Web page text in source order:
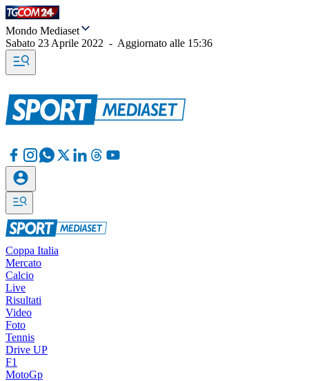
Mondo Mediaset
Sabato 23 Aprile 2022 - Aggiornato alle 15:36
Coppa Italia
Mercato
Calcio
Live
Risultati
Video
Foto
Tennis
Drive UP
F1
MotoGp